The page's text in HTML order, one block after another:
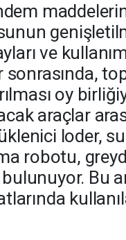
ve
sonrasında,
oy
araçlar
loder,
robotu,
Bu